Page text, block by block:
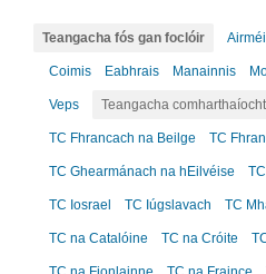
Teangacha fós gan foclóir
Coimis Eabhrais Manainnis
Veps Teangacha
TC Fhrancach na Beilge TC
TC Ghearmánach na hEilvéise
TC Iosrael TC Iúgslavach TC
TC na Catalóine TC na Cróite